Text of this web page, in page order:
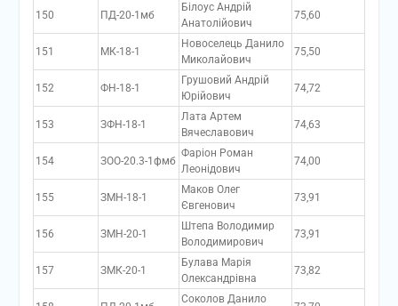
150 ПД-20-1мб
Білоус Андрій
Анатолійович
75,60
151 МК-18-1
Новоселець Данило
Миколайович
75,50
152 ФН-18-1
Грушовий Андрій
Юрійович
74,72
153 ЗФН-18-1
Лата Артем
Вячеславович
74,63
154 ЗОО-20.3-1фмб
Фаріон Роман
Леонідович
74,00
155 ЗМН-18-1
Маков Олег
Євгенович
73,91
156 ЗМН-20-1
Штепа Володимир
Володимирович
73,91
157 ЗМК-20-1
Булава Марія
Олександрівна
73,82
Соколов Данило